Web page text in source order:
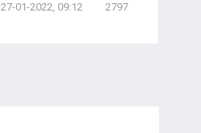
27-01-2022, 09:12 2797